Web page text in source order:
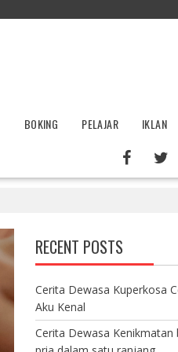
BOKING PELAJAR IKLAN
RECENT POSTS
Cerita Dewasa Kuperkosa
Aku Kenal
Cerita Dewasa Kenikmatan